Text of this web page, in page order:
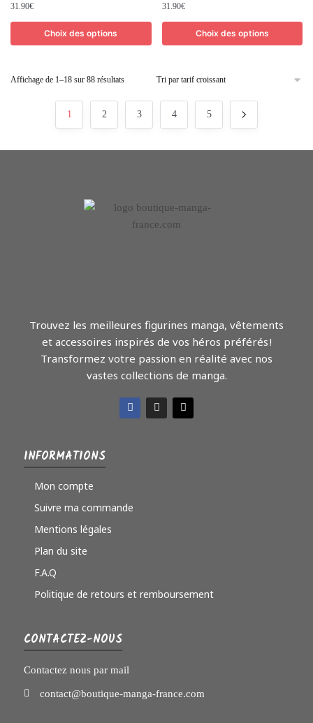
31.90€
Choix des options
31.90€
Choix des options
Affichage de 1–18 sur 88 résultats
1 2 3 4 5
Trouvez les meilleures figurines manga, vêtements
et accessoires inspirés de vos héros préférés !
Transformez votre passion en réalité avec nos
vastes collections de manga.
INFORMATIONS
Mon compte
Suivre ma commande
Mentions légales
Plan du site
F.A.Q
Politique de retours et remboursement
CONTACTEZ-NOUS
Contactez nous par mail
contact@boutique-manga-france.com